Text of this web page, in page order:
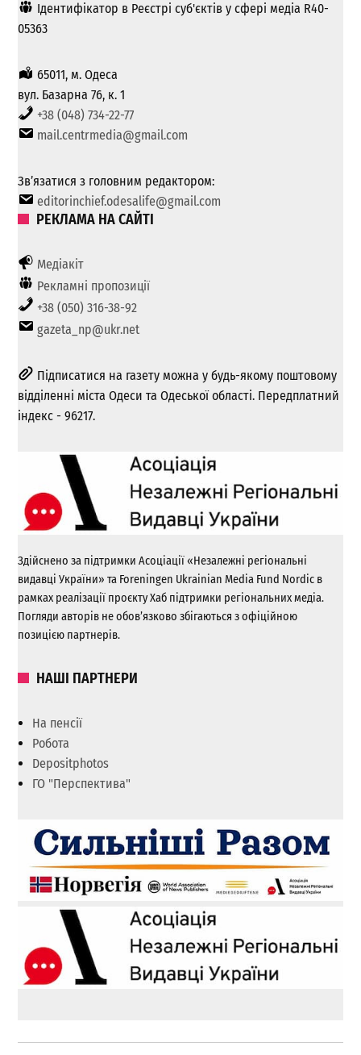
Ідентифікатор в Реєстрі суб'єктів у сфері медіа R40-
05363
65011, м. Одеса
вул. Базарна 76, к. 1
+38 (048) 734-22-77
mail.centrmedia@gmail.com
Зв’язатися з головним редактором:
editorinchief.odesalife@gmail.com
РЕКЛАМА НА САЙТІ
Медіакіт
Рекламні пропозиції
+38 (050) 316-38-92
gazeta_np@ukr.net
Підписатися на газету можна у будь-якому поштовому
відділенні міста Одеси та Одеської області. Передплатний
індекс - 96217.
Здійснено за підтримки Асоціації «Незалежні регіональні
видавці України» та Foreningen Ukrainian Media Fund Nordic в
рамках реалізації проєкту Хаб підтримки регіональних медіа.
Погляди авторів не обов’язково збігаються з офіційною
позицією партнерів.
НАШІ ПАРТНЕРИ
На пенсії
Робота
Depositphotos
ГО "Перспектива"